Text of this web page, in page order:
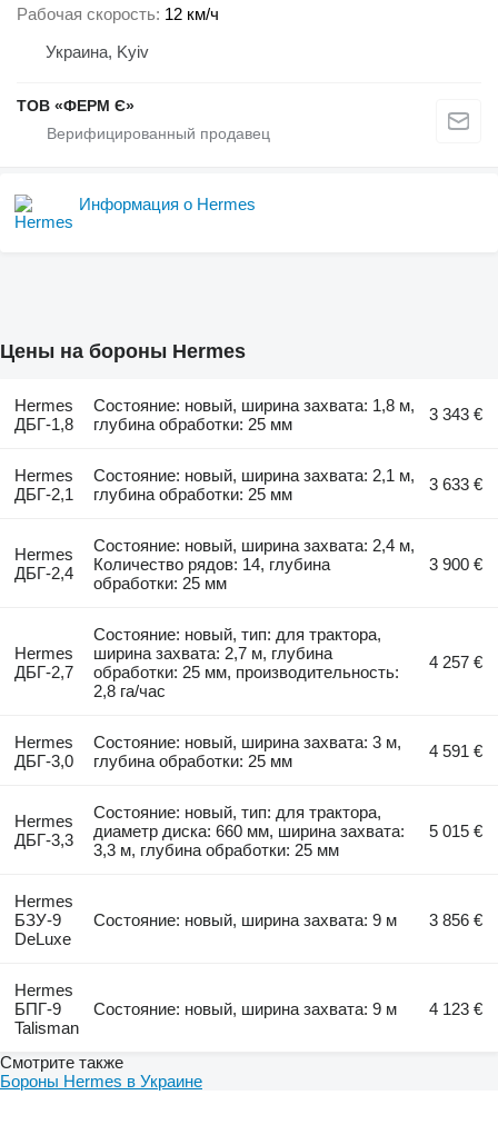
Рабочая скорость 12 км/ч
Украина, Kyiv
ТОВ «ФЕРМ Є»
Информация о Hermes
Цены на бороны Hermes
Hermes
ДБГ-1,8
Состояние: новый, ширина захвата: 1,8 м,
глубина обработки: 25 мм
3 343 €
Hermes
ДБГ-2,1
Состояние: новый, ширина захвата: 2,1 м,
глубина обработки: 25 мм
3 633 €
Hermes
ДБГ-2,4
Состояние: новый, ширина захвата: 2,4 м,
Количество рядов: 14, глубина
обработки: 25 мм
3 900 €
Hermes
ДБГ-2,7
Состояние: новый, тип: для трактора,
ширина захвата: 2,7 м, глубина
обработки: 25 мм, производительность:
2,8 га/час
4 257 €
Hermes
ДБГ-3,0
Состояние: новый, ширина захвата: 3 м,
глубина обработки: 25 мм
4 591 €
Hermes
ДБГ-3,3
Состояние: новый, тип: для трактора,
диаметр диска: 660 мм, ширина захвата:
3,3 м, глубина обработки: 25 мм
5 015 €
Hermes
БЗУ-9
DeLuxe
Состояние: новый, ширина захвата: 9 м 3 856 €
Hermes
БПГ-9
Talisman
Состояние: новый, ширина захвата: 9 м 4 123 €
Смотрите также
Бороны Hermes в Украине